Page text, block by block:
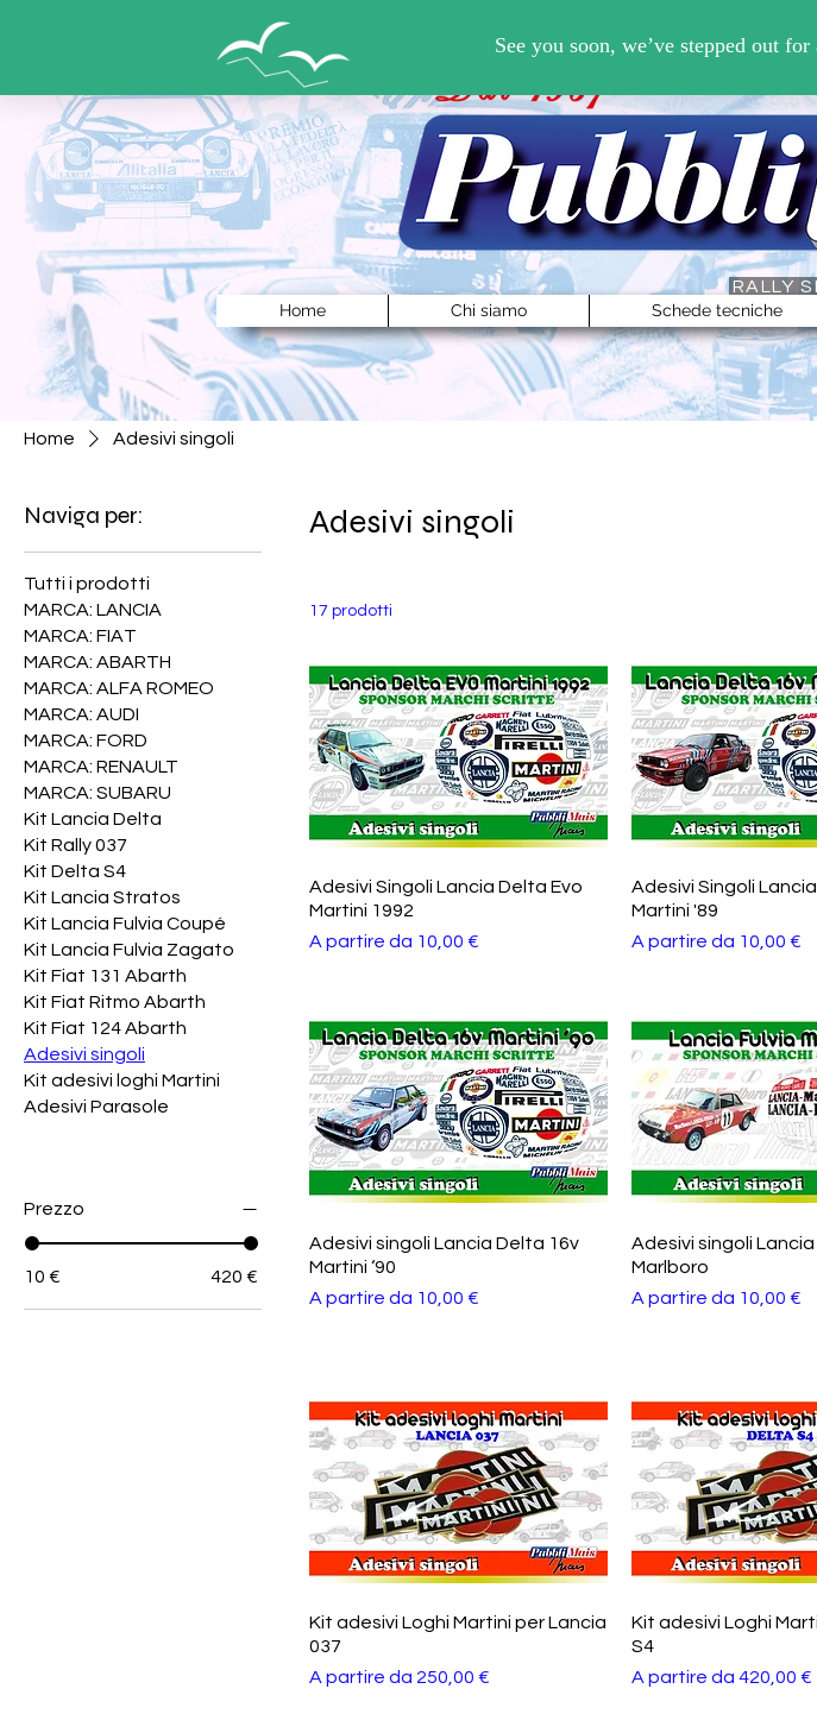
RALLY
Home
Chi siamo Schede tecniche
Home Adesivi singoli
Naviga per:
Tutti i prodotti
MARCA: LANCIA
MARCA: FIAT
MARCA: ABARTH
MARCA: ALFA ROMEO
MARCA: AUDI
MARCA: FORD
MARCA: RENAULT
MARCA: SUBARU
Kit Lancia Delta
Kit Rally 037
Kit Delta S4
Kit Lancia Stratos
Kit Lancia Fulvia Coupé
Kit Lancia Fulvia Zagato
Kit Fiat 131 Abarth
Kit Fiat Ritmo Abarth
Kit Fiat 124 Abarth
Adesivi singoli
Kit adesivi loghi Martini
Adesivi Parasole
Prezzo
10 € 420 €
Adesivi singoli
17 prodotti
Adesivi Singoli Lancia Delta Evo
Martini 1992
A partire da 10,00 €
Prezzo scontato
Adesivi Singoli
Martini '89
A partire da 10,00 €
Prezzo scontato
Adesivi singoli Lancia Delta 16v
Martini ‘90
A partire da 10,00 €
Prezzo scontato
Adesivi singoli Lancia
Marlboro
A partire da 10,00 €
Prezzo scontato
Kit adesivi Loghi Martini per Lancia
037
A partire da 250,00 €
Prezzo scontato
Kit adesivi Loghi
S4
A partire da 420,00 €
Prezzo scontato